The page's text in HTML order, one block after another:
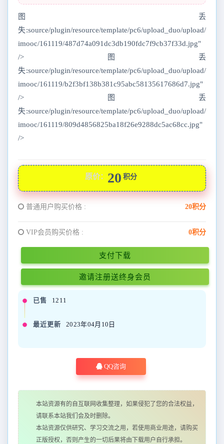
图丢
失:source/plugin/resource/template/pc6/upload_duo/upload/
imooc/161119/487d74a091dc3db190fdc7f9cb37f33d.jpg"
/>图丢
失:source/plugin/resource/template/pc6/upload_duo/upload/
imooc/161119/b2f3bf138b381c95abc58135617686d7.jpg"
/>图丢
失:source/plugin/resource/template/pc6/upload_duo/upload/
imooc/161119/809d4856825ba18f26e9288dc5ac68cc.jpg"
/>
原价： 20 积分
普通用户购买价格 : 20积分
VIP会员购买价格 : 0积分
支付下载
邀请注册送终身会员
已售 1211
最近更新 2023年04月10日
QQ咨询
本站资源有的自互联网收集整理，如果侵犯了您的合法权益，
请联系本站我们会及时删除。
本站资源仅供研究、学习交流之用，若使用商业用途，请购买
正版授权，否则产生的一切后果将由下载用户自行承担。